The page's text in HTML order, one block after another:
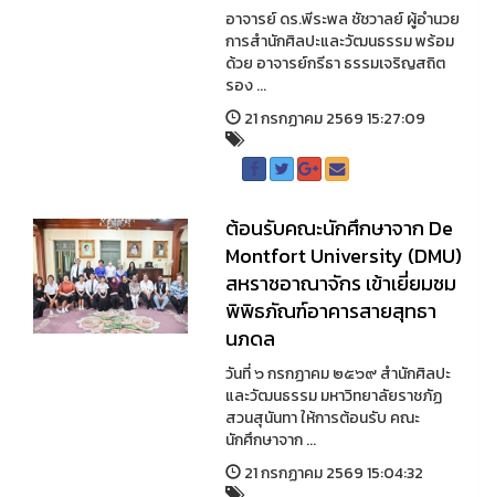
อาจารย์ ดร.พีระพล ชัชวาลย์ ผู้อำนวย
การสำนักศิลปะและวัฒนธรรม พร้อม
ด้วย อาจารย์กรีธา ธรรมเจริญสถิต
รอง ...
21 กรกฏาคม 2569 15:27:09
ต้อนรับคณะนักศึกษาจาก De
Montfort University (DMU)
สหราชอาณาจักร เข้าเยี่ยมชม
พิพิธภัณฑ์อาคารสายสุทธา
นภดล
วันที่ ๖ กรกฏาคม ๒๕๖๙ สำนักศิลปะ
และวัฒนธรรม มหาวิทยาลัยราชภัฏ
สวนสุนันทา ให้การต้อนรับ คณะ
นักศึกษาจาก ...
21 กรกฏาคม 2569 15:04:32